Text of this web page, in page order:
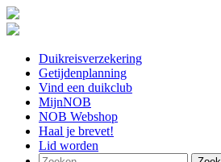
Duikreisverzekering
Getijdenplanning
Vind een duikclub
MijnNOB
NOB Webshop
Haal je brevet!
Lid worden